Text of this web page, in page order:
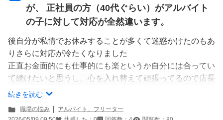
が、 正社員の方（40代ぐらい）がアルバイト
の子に対して対応が全然違います。
後自分が私情でお休みすることが多くて迷惑かけたのもあ
りさらに対応が冷たくなりました
正直お金面的にも仕事的にも楽というか自分には合ってい
て続けたいと思うし、心を入れ替えて頑張ってるので店長
にLINEで嫌なことをお伝えしましたが、
た方が良かったでしょうか？
続きを読む
職場の悩み
アルバイト、フリーター